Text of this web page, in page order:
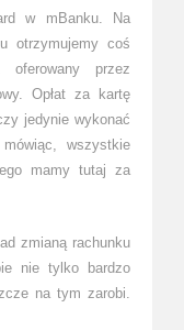
w mBanku. Na
otrzymujemy coś
oferowany przez
Opłat za kartę
jedynie wykonać
wszystkie
mamy tutaj za
zmianą rachunku
nie tylko bardzo
na tym zarobi.